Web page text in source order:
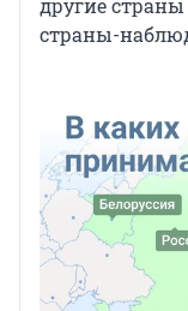
другие
страны-